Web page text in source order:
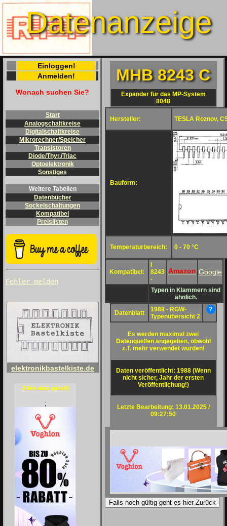
Datenanzeige
Einloggen!
Anmelden!
Wonach suchen Sie?
Start
Analogschaltkreise
Digitalschaltkreise
Mikrorechner/Speicher
Transistoren
Diode/Thyr./Triac
Optoelektronik
Sonstiges
Weitere Tabellen
Datenbücher
Sockelschaltungen
Kompatibel
Preislisten
Fehler melden
elektronikbastelkiste.de
Alles was gefällt
;
MHB 8243 C
Expander für das MP-System
8048
Hersteller: TESLA Roznov,
Bauform:
Temperaturbereich: 0 - 70 °C
Kompatibel:
8243
-
Amazon Google
Typen in Klammern sind
ähnlich.
Datenblatt
1988 - RGW-
Typenübersicht 2
?
Es werden maximal zwei
Datenquellen angegeben, obwohl
z.T. mehr verwendet wurden!
Daten veröffentlicht: 1988 (Wenn
nicht sicher, Jahr der ersten
Veröffentlichung!)
Letzte Bearbeitung: 13.01.2025 /
09:27:50
Falls noch gültig geht es hier Zurück